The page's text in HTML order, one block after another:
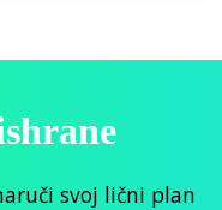
svoj lični plan